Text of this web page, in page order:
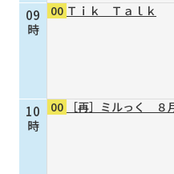
サイトマップ
09
時
10
時
00 Ｔｉｋ Ｔａｌｋ
00 ［再］ミルっく ８